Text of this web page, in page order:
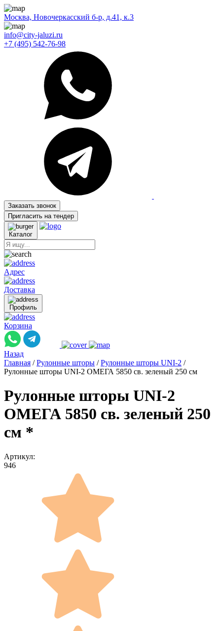
Москва, Новочеркасский б-р, д.41, к.3
info@city-jaluzi.ru
+7 (495) 542-76-98
Заказать звонок
Пригласить на тендер
Каталог
Адрес
Доставка
Профиль
Корзина
Назад
Главная / Рулонные шторы / Рулонные шторы UNI-2 /
Рулонные шторы UNI-2 ОМЕГА 5850 св. зеленый 250 см
Рулонные шторы UNI-2
ОМЕГА 5850 св. зеленый 250
см *
Артикул:
946